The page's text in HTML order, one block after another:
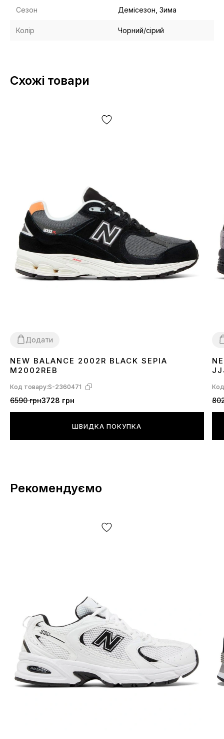
Сезон Демісезон, Зима
Колір Чорний/сірий
Схожі товари
Додати
4142 4445
NEW BALANCE 2002R BLACK SEPIA
M2002REB
Код товару:S-2360471
6590 грн3728 грн
ШВИДКА ПОКУПКА
Рекомендуємо